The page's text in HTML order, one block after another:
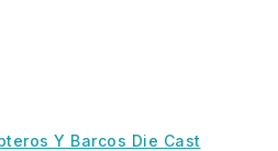
Y Barcos Die Cast